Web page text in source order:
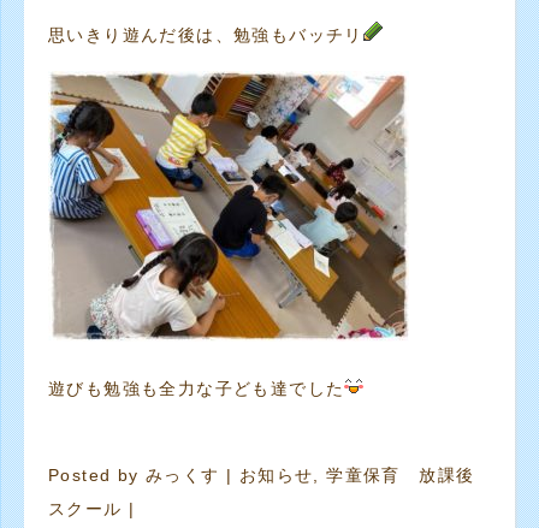
思いきり遊んだ後は、勉強もバッチリ
遊びも勉強も全力な子ども達でした
Posted byみっくす | お知らせ ,学童保育 放課後
スクール |